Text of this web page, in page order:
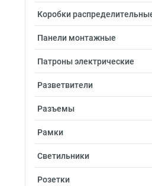
Коробки
Панели монтажные
Патроны электрические
Разветвители
Разъемы
Рамки
Светильники
Розетки